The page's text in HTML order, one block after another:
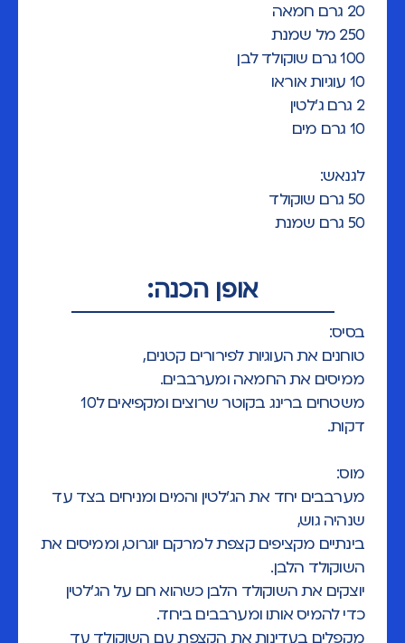
20 גרם חמאה
250 מל שמנת
100 גרם שוקולד לבן
10 עוגיות אוראו
2 גרם ג'לטין
10 גרם מים
לגנאש:
50 גרם שוקולד
50 גרם שמנת
אופן הכנה:
בסיס:
טוחנים את העוגיות לפירורים קטנים,
ממיסים את החמאה ומערבבים.
משטחים ברינג בקוטר שרוצים ומקפיאים ל10
דקות.
מוס:
מערבבים יחד את הג'לטין והמים ומניחים בצד עד
שנהיה גוש,
בינתיים מקציפים קצפת למרקם יוגרוט, וממיסים את
השוקולד הלבן.
יוצקים את השוקולד הלבן כשהוא חם על הג'לטין
כדי להמיס אותו ומערבבים ביחד.
מקפלים בעדינות את הקצפת עם השוקולד עד